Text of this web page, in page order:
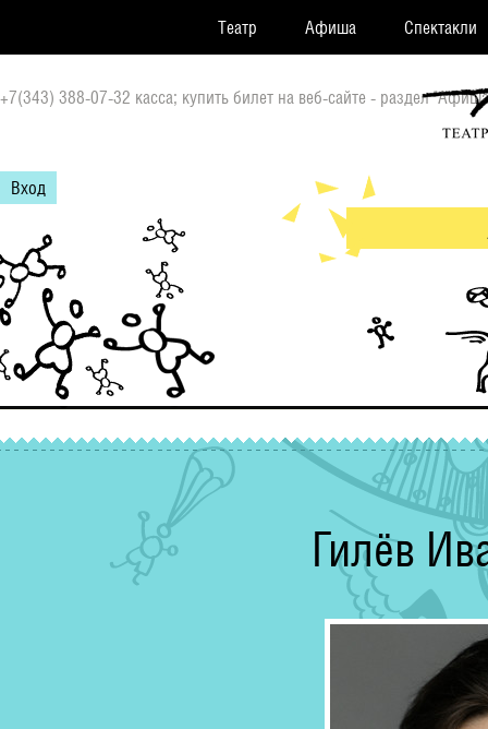
Гилёв
Театр Афиша Спектакли
+7(343) 388-07-32 касса; купить билет на веб-сайте - раздел
Вход